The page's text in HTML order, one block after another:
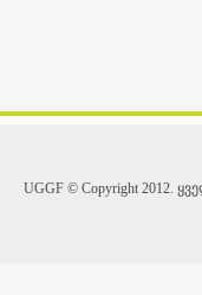
UGGF © Copyright 2012.